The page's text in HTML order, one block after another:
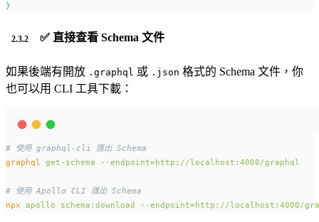
}
✅ 直接查看 Schema 文件
如果後端有開放 .graphql 或 .json 格式的 Schema 文件，你
也可以用 CLI 工具下載：
# 使用 graphql-cli 匯出 Schema
graphql get-schema --endpoint=http://localhost:4000/graphql
# 使用 Apollo CLI 匯出 Schema
npx apollo schema:download --endpoint=http://localhost:4000/